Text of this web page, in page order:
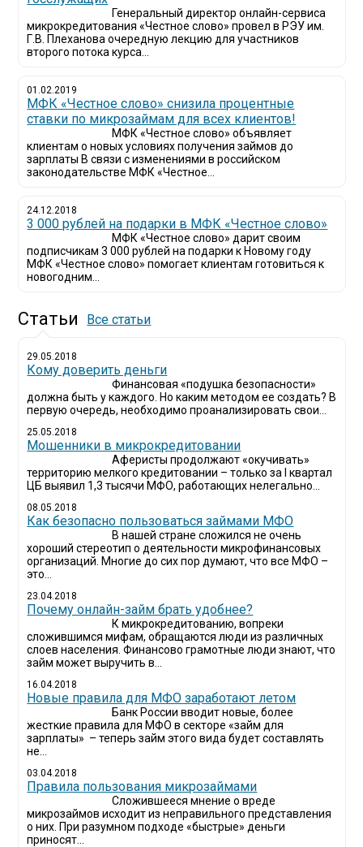
Генеральный директор онлайн-сервиса
микрокредитования «Честное слово» провел в РЭУ им.
Г.В. Плеханова очередную лекцию для участников
второго потока курса...
01.02.2019
МФК «Честное слово» снизила процентные
ставки по микрозаймам для всех клиентов!
МФК «Честное слово» объявляет
клиентам о новых условиях получения займов до
зарплаты В связи с изменениями в российском
законодательстве МФК «Честное...
24.12.2018
3 000 рублей на подарки в МФК «Честное слово»
МФК «Честное слово» дарит своим
подписчикам 3 000 рублей на подарки к Новому году
МФК «Честное слово» помогает клиентам готовиться к
новогодним...
Статьи Все статьи
29.05.2018
Кому доверить деньги
Финансовая «подушка безопасности»
должна быть у каждого. Но каким методом ее создать? В
первую очередь, необходимо проанализировать свои...
25.05.2018
Мошенники в микрокредитовании
Аферисты продолжают «окучивать»
территорию мелкого кредитовании – только за I квартал
ЦБ выявил 1,3 тысячи МФО, работающих нелегально...
08.05.2018
Как безопасно пользоваться займами МФО
В нашей стране сложился не очень
хороший стереотип о деятельности микрофинансовых
организаций. Многие до сих пор думают, что все МФО –
это...
23.04.2018
Почему онлайн-займ брать удобнее?
К микрокредитованию, вопреки
сложившимся мифам, обращаются люди из различных
слоев населения. Финансово грамотные люди знают, что
займ может выручить в...
16.04.2018
Новые правила для МФО заработают летом
Банк России вводит новые, более
жесткие правила для МФО в секторе «займ для
зарплаты» – теперь займ этого вида будет составлять
не...
03.04.2018
​Правила пользования микрозаймами
Сложившееся мнение о вреде
микрозаймов исходит из неправильного представления
о них. При разумном подходе «быстрые» деньги
приносят...